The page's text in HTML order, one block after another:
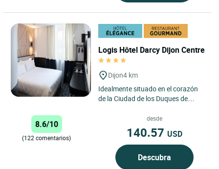
Logis Hôtel Darcy Dijon Centre
Dijon4 km
Idealmente situado en el corazón
de la Ciudad de los Duques de
Dijon ofrece habitaciones...
8.6/10
(122 comentarios)
desde
140.57 USD
Descubra